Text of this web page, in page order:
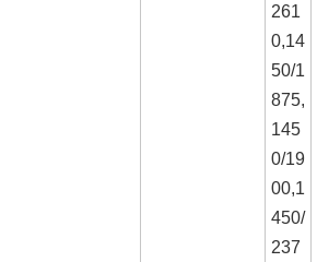
261
0,14
50/1
875,
145
0/19
00,1
450/
237